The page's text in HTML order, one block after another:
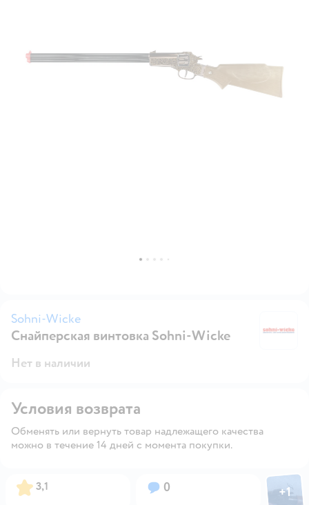
Sohni-Wicke
Снайперская винтовка Sohni-Wicke
Нет в наличии
Условия возврата
Обменять или вернуть товар надлежащего качества
можно в течение 14 дней с момента покупки.
Рейтинг:
3,1 Вопросов:
0 Фото
+1